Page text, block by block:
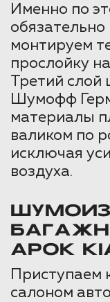
Именно по
обязательно
монтируем
прослойку
Третий слой
Шумофф
материалы
валиком по
исключая
воздуха.
АРОК
Приступаем
салоном